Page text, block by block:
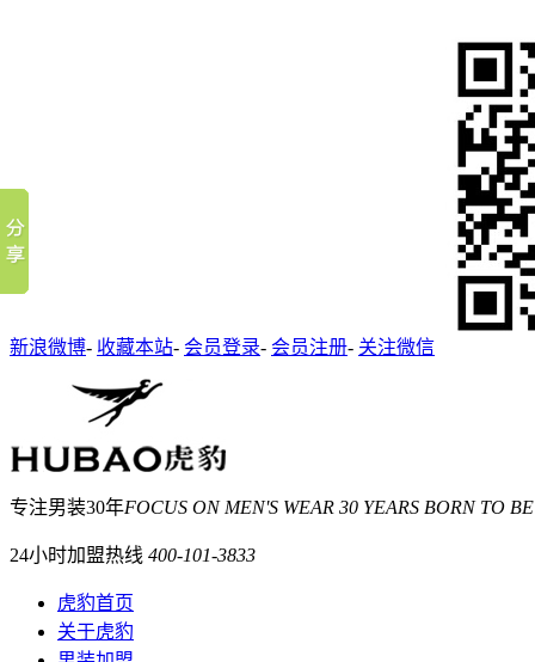
新浪微博- 收藏本站- 会员登录- 会员注册- 关注微信
专注男装30年FOCUS ON MEN'S WEAR 30 YEARS BORN TO
24小时加盟热线 400-101-3833
虎豹首页
关于虎豹